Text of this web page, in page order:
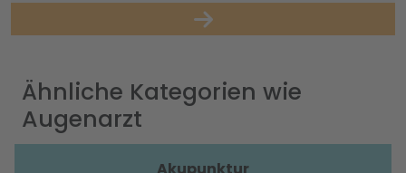
Ähnliche Kategorien wie
Augenarzt